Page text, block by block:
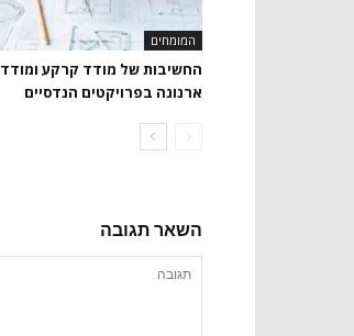
המומחים
החשיבות של מודד קרקע ומודד
ארנונה בפרויקטים הנדסיים
השאר תגובה